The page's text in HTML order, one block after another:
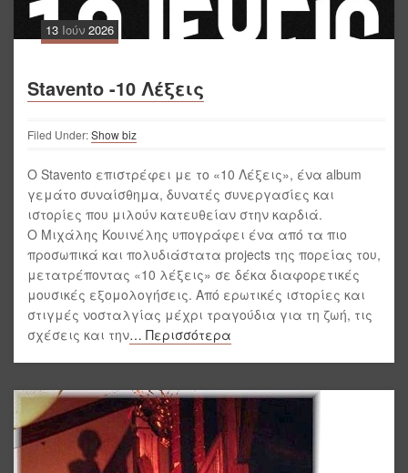
13 Ιούν 2026
Stavento -10 Λέξεις
Filed Under:Show biz
Ο Stavento επιστρέφει με το «10 Λέξεις», ένα album
γεμάτο συναίσθημα, δυνατές συνεργασίες και
ιστορίες που μιλούν κατευθείαν στην καρδιά.
Ο Μιχάλης Κουινέλης υπογράφει ένα από τα πιο
προσωπικά και πολυδιάστατα projects της πορείας του,
μετατρέποντας «10 λέξεις» σε δέκα διαφορετικές
μουσικές εξομολογήσεις. Από ερωτικές ιστορίες και
στιγμές νοσταλγίας μέχρι τραγούδια για τη ζωή, τις
σχέσεις και την… Περισσότερα